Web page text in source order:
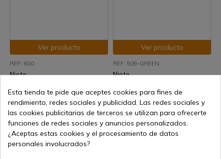
Ver producto
REF: 600
Nieto
600
En stock - Envío inmediato
69,23 €
Ver producto
REF: 509-GREEN
Nieto
Verde
Envío de 7 a 15 días
37,21 €
Esta tienda te pide que aceptes cookies para fines de
rendimiento, redes sociales y publicidad. Las redes sociales y
las cookies publicitarias de terceros se utilizan para ofrecerte
funciones de redes sociales y anuncios personalizados.
¿Aceptas estas cookies y el procesamiento de datos
personales involucrados?